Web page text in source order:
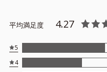
平均満足度 4.27
5
4